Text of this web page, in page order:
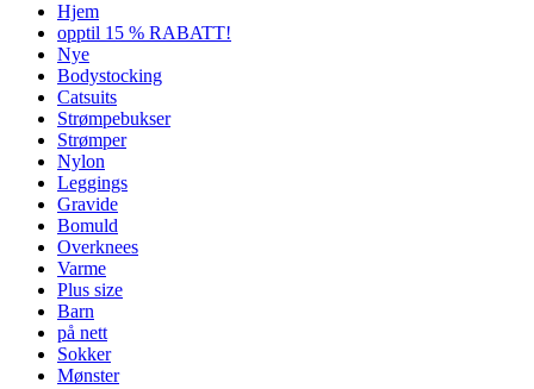
Hjem
opptil 15 % RABATT!
Nye
Bodystocking
Catsuits
Strømpebukser
Strømper
Nylon
Leggings
Gravide
Bomuld
Overknees
Varme
Plus size
Barn
på nett
Sokker
Mønster